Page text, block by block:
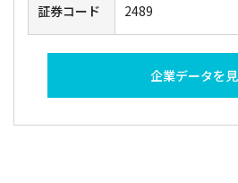
証券コード 2489
企業データを